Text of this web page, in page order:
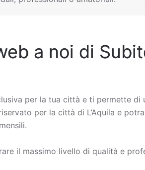
a noi di
per la tua città e ti permette di
per la città di L’Aquila e
il massimo livello di qualità e